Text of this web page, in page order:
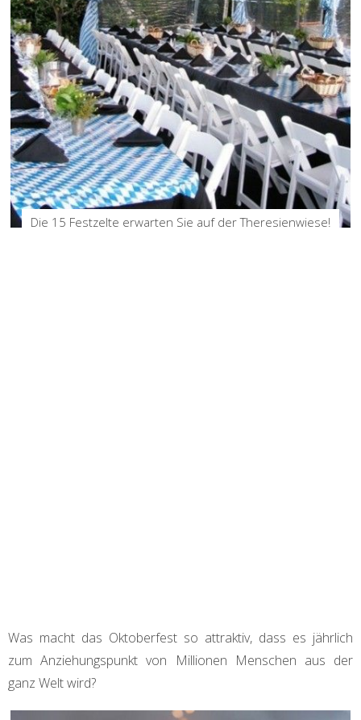
Die 15 Festzelte erwarten Sie auf der Theresienwiese!
Was macht das Oktoberfest so attraktiv, dass es jährlich
zum Anziehungspunkt von Millionen Menschen aus der
ganz Weltwird?